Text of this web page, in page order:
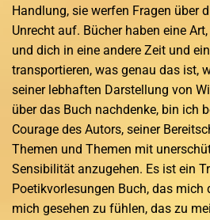
Handlung, sie werfen Fragen über
Unrecht auf. Bücher haben eine
und dich in eine andere Zeit und
transportieren, was genau das ist,
seiner lebhaften Darstellung von
über das Buch nachdenke, bin ich
Courage des Autors, seiner
Themen und Themen mit
Sensibilität anzugehen. Es ist ein
Poetikvorlesungen Buch, das mich
mich gesehen zu fühlen, das zu